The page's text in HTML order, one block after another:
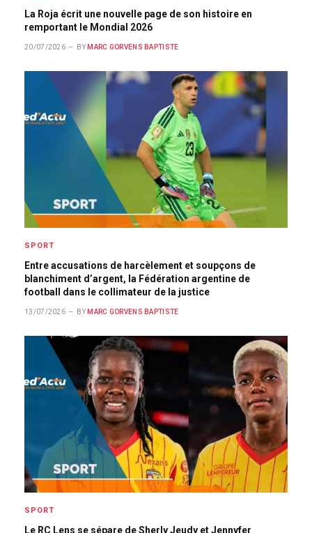
La Roja écrit une nouvelle page de son histoire en
remportant le Mondial 2026
20/07/2026 BY MARC GORVENS BAPTISTE
SPORT
Entre accusations de harcèlement et soupçons de
blanchiment d’argent, la Fédération argentine de
football dans le collimateur de la justice
13/07/2026 BY MARC GORVENS BAPTISTE
SPORT
Le RC Lens se sépare de Sherly Jeudy et Jennyfer